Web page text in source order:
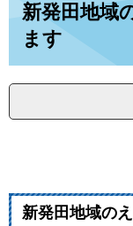
新発田地域
ます
新発田地域の